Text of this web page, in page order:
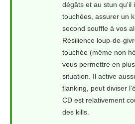
dégâts et au stun qu'il
touchées, assurer un
second souffle à vos
Résilience loup-de-
touchée (même non
vous permettre en
situation. Il active
flanking, peut diviser
CD est relativement
des kills.